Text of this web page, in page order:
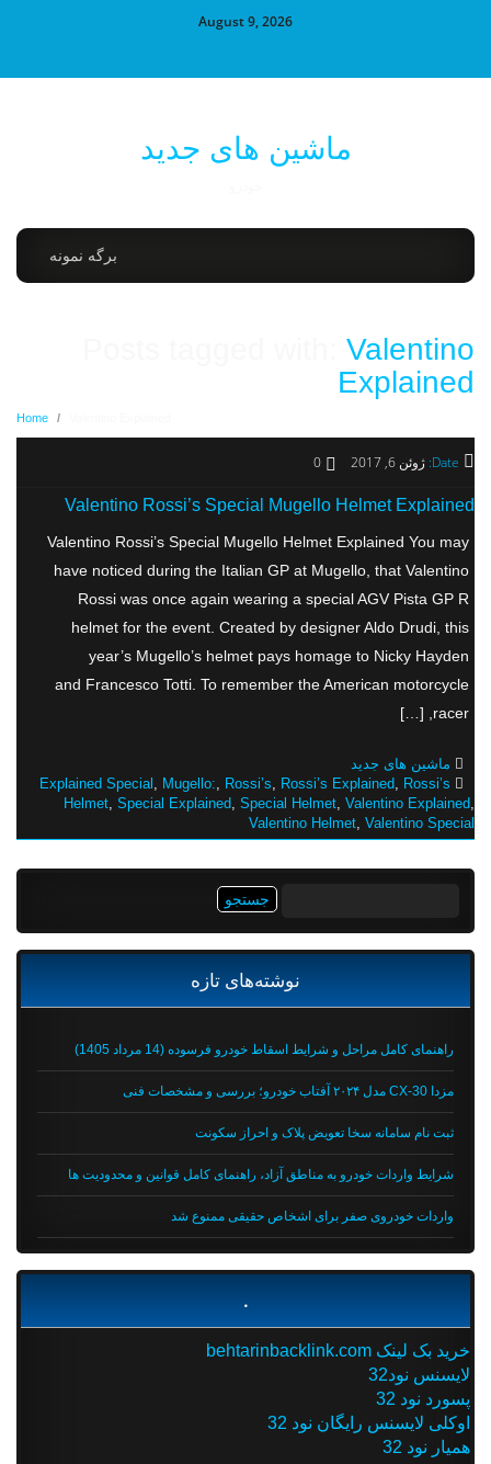
August 9, 2026
ماشین های جدید
برگه نمونه
Posts tagged with:Valentino
Explained
Home
Date: ژوئن 6, 2017 0
Valentino Rossi’s Special Mugello Helmet Explained
Valentino Rossi’s Special Mugello Helmet Explained You may
have noticed during the Italian GP at Mugello, that Valentino
Rossi was once again wearing a special AGV Pista GP R
helmet for the event. Created by designer Aldo Drudi, this
year’s Mugello’s helmet pays homage to Nicky Hayden
and Francesco Totti. To remember the American motorcycle
racer, […]
ماشین های جدید
Explained Special,Mugello:,Rossi’s,Rossi’s Explained,Rossi’s
Helmet,Special Explained,Special Helmet, Valentino Explained
Valentino Helmet, Valentino Special
نوشته‌های تازه
راهنمای کامل مراحل و شرایط اسقاط خودرو فرسوده (14 مرداد 1405)
مزدا CX-30 مدل ۲۰۲۴ آفتاب خودرو؛ بررسی و مشخصات فنی
ثبت نام سامانه سخا تعویض پلاک و احراز سکونت
شرایط واردات خودرو به مناطق آزاد، راهنمای کامل قوانین و محدودیت ها
واردات خودروی صفر برای اشخاص حقیقی ممنوع شد
خرید بک لینک behtarinbacklink.com
لایسنس نود32
پسورد نود 32
اوکلی لایسنس رایگان نود 32
همیار نود 32